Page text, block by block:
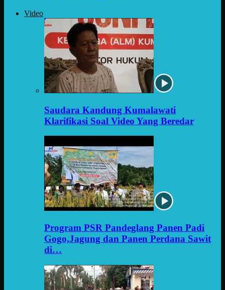
Video
Saudara Kandung Kumalawati
Klarifikasi Soal Video Yang Beredar
Program PSR Pandeglang Panen Padi
Gogo,Jagung dan Panen Perdana Sawit
di…